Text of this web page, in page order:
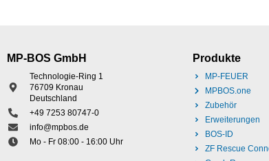
MP-BOS GmbH
Technologie-Ring 1
76709 Kronau
Deutschland
+49 7253 80747-0
info@mpbos.de
Mo - Fr 08:00 - 16:00 Uhr
Produkte
MP-FEUER
MPBOS.one
Zubehör
Erweiterungen
BOS-ID
ZF Rescue